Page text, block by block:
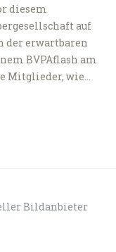
diesem
auf
der erwartbaren
BVPAflash am
Mitglieder, wie…